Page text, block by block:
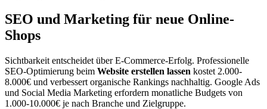
SEO und Marketing für neue Online-
Shops
Sichtbarkeit entscheidet über E-Commerce-Erfolg. Professionelle
SEO-Optimierung beim Website erstellen lassen kostet 2.000-
8.000€ und verbessert organische Rankings nachhaltig. Google Ads
und Social Media Marketing erfordern monatliche Budgets von
1.000-10.000€ je nach Branche und Zielgruppe.